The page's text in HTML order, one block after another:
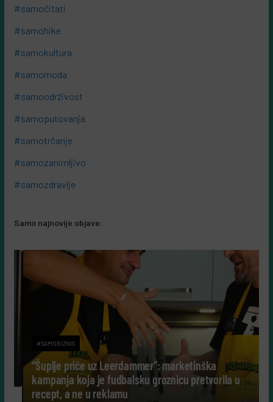
#samočitati
#samohike
#samokultura
#samomoda
#samoodrživost
#samoputovanja
#samotrčanje
#samozanimljivo
#samozdravlje
Samo najnovije objave:
#SAMOBIZNIS
“Šuplje priče uz Leerdammer”: marketinška
kampanja koja je fudbalsku groznicu pretvorila u
recept, a ne u reklamu